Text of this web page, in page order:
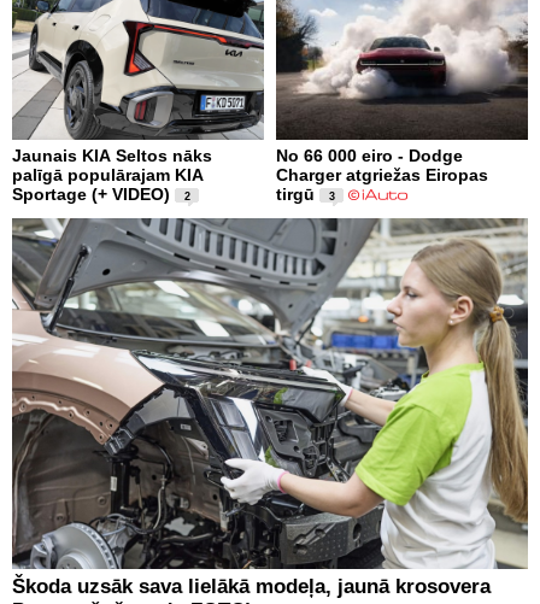
Jaunais KIA Seltos nāks
palīgā populārajam KIA
Sportage (+ VIDEO)
2
No 66 000 eiro - Dodge
Charger atgriežas Eiropas
tirgū
3
Škoda uzsāk sava lielākā modeļa, jaunā krosovera